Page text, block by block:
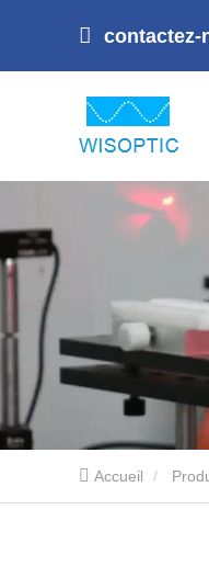
contactez-
Accueil